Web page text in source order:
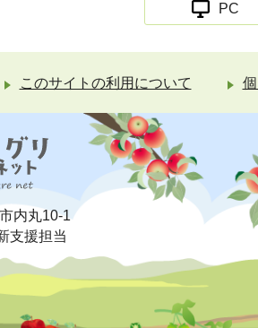
PC
このサイトの利用について
内丸10-1
支援担当